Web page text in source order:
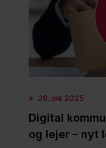
28. okt 2025
Digital
og lejer – nyt